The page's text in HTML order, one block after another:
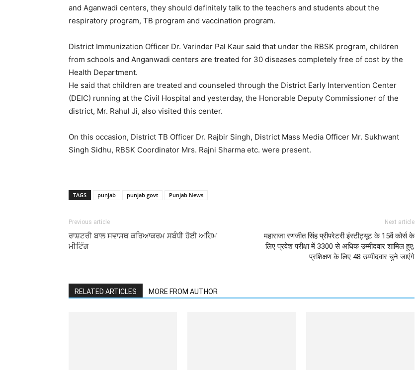
and Aganwadi centers, they should definitely talk to the teachers and students about the
respiratory program, TB program and vaccination program.
District Immunization Officer Dr. Varinder Pal Kaur said that under the RBSK program, children
from schools and Anganwadi centers are treated for 30 diseases completely free of cost by the
Health Department.
He said that children are treated and counseled through the District Early Intervention Center
(DEIC) running at the Civil Hospital and yesterday, the Honorable Deputy Commissioner of the
district, Mr. Rahul Ji, also visited this center.
On this occasion, District TB Officer Dr. Rajbir Singh, District Mass Media Officer Mr. Sukhwant
Singh Sidhu, RBSK Coordinator Mrs. Rajni Sharma etc. were present.
TAGS punjab punjab govt Punjab News
Previous article
ਰਾਸ਼ਟਰੀ ਬਾਲ ਸਵਾਸਥ ਕਰਿਆਕਰਮ ਸਬੰਧੀ ਹੋਈ ਅਹਿਮ
ਮੀਟਿੰਗ
Next article
महाराजा रणजीत सिंह प्रीपरेटरी इंस्टीट्यूट के 15वें कोर्स के
लिए प्रवेश परीक्षा में 3300 से अधिक उम्मीदवार शामिल हुए;
प्रशिक्षण के लिए 48 उम्मीदवार चुने जाएंगे
RELATED ARTICLES MORE FROM AUTHOR